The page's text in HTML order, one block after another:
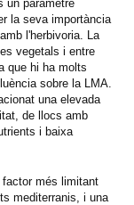
un paràmetre
la seva importància
l'herbivoria. La
vegetals i entre
que hi ha molts
sobre la LMA.
una elevada
de llocs amb
i baixa
més limitant
mediterranis, i una